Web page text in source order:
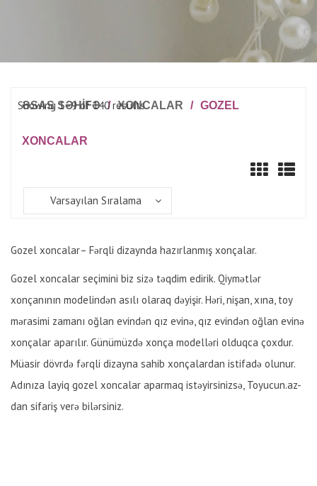
ƏSAS SƏHİFƏ / XONCALAR / GOZEL
XONCALAR
Showing 1–9 of 140 results
Varsayılan Sıralama
Gozel xoncalar– Fərqli dizaynda hazırlanmış xonçalar.
Gozel xoncalar seçimini biz sizə təqdim edirik. Qiymətlər
xonçanının modelindən asılı olaraq dəyişir. Həri, nişan, xına, toy
mərasimi zamanı oğlan evindən qız evinə, qız evindən oğlan evinə
xonçalar aparılır. Günümüzdə xonça modelləri olduqca çoxdur.
Müasir dövrdə fərqli dizayna sahib xonçalardan istifadə olunur.
Adınıza layiq gozel xoncalar aparmaq istəyirsinizsə, Toyucun.az-
dan sifariş verə bilərsiniz.